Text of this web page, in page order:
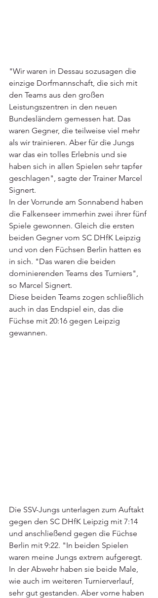
"Wir waren in Dessau sozusagen die
einzige Dorfmannschaft, die sich mit
den Teams aus den großen
Leistungszentren in den neuen
Bundesländern gemessen hat. Das
waren Gegner, die teilweise viel mehr
als wir trainieren. Aber für die Jungs
war das ein tolles Erlebnis und sie
haben sich in allen Spielen sehr tapfer
geschlagen", sagte der Trainer Marcel
Signert.
In der Vorrunde am Sonnabend haben
die Falkenseer immerhin zwei ihrer fünf
Spiele gewonnen. Gleich die ersten
beiden Gegner vom SC DHfK Leipzig
und von den Füchsen Berlin hatten es
in sich. "Das waren die beiden
dominierenden Teams des Turniers",
so Marcel Signert.
Diese beiden Teams zogen schließlich
auch in das Endspiel ein, das die
Füchse mit 20:16 gegen Leipzig
gewannen.
Die SSV-Jungs unterlagen zum Auftakt
gegen den SC DHfK Leipzig mit 7:14
und anschließend gegen die Füchse
Berlin mit 9:22. "In beiden Spielen
waren meine Jungs extrem aufgeregt.
In der Abwehr haben sie beide Male,
wie auch im weiteren Turnierverlauf,
sehr gut gestanden. Aber vorne haben